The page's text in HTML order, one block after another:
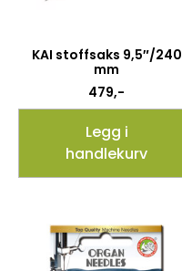
KAI stoffsaks 9,5″/240
mm
479,-
Legg i
handlekurv